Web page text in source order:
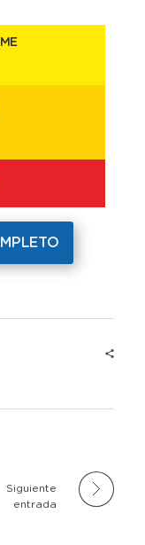
Siguiente
entrada